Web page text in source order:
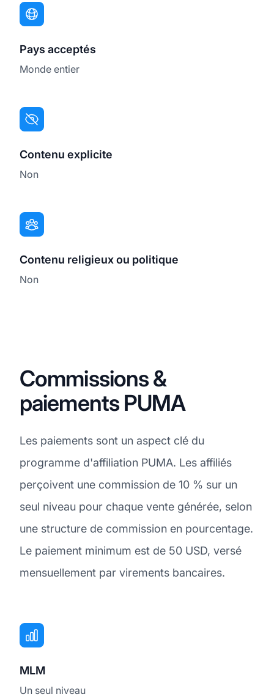
Pays acceptés
Monde entier
Contenu explicite
Non
Contenu religieux ou politique
Non
Commissions &
paiements PUMA
Les paiements sont un aspect clé du
programme d'affiliation PUMA. Les affiliés
perçoivent une commission de 10 % sur un
seul niveau pour chaque vente générée, selon
une structure de commission en pourcentage.
Le paiement minimum est de 50 USD, versé
mensuellement par virements bancaires.
MLM
Un seul niveau